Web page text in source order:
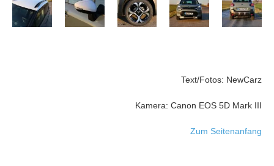
Text/Fotos: NewCarz
Kamera: Canon EOS 5D Mark III
Zum Seitenanfang